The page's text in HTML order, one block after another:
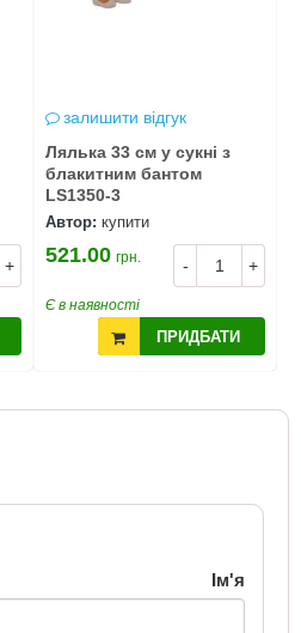
+
залишити відгук
Лялька 33 см у сукні з
блакитним бантом
LS1350-3
Автор: купити
- +
521.00 грн.
Є в наявності
ПРИДБАТИ
Ім'я